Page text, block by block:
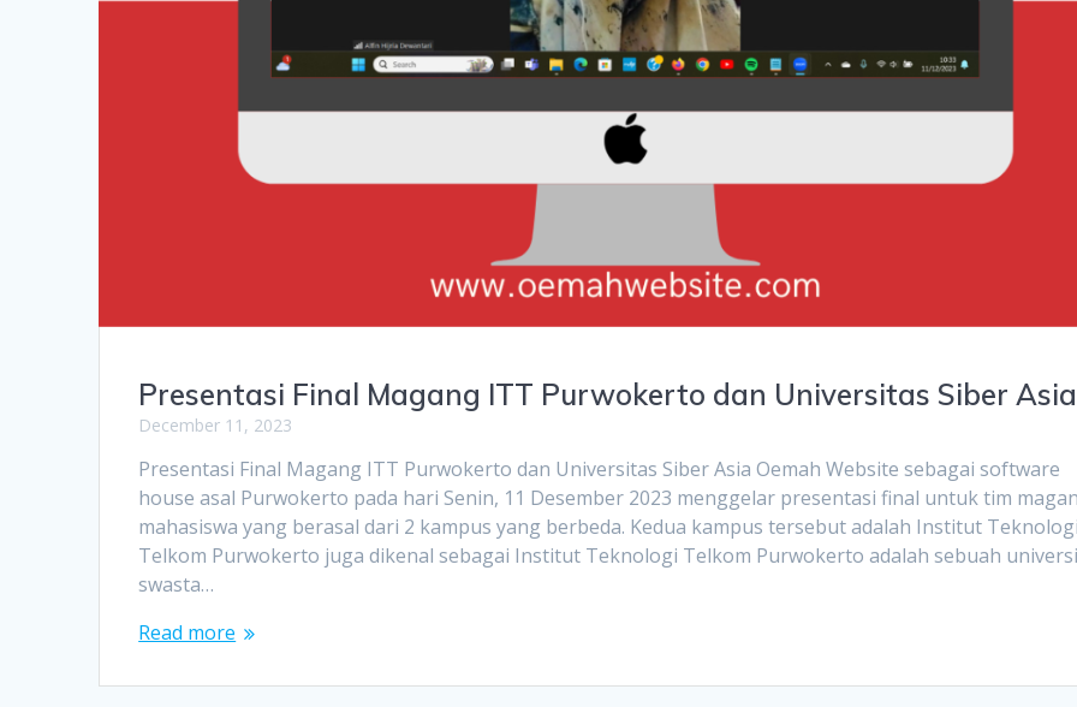
Presentasi Final Magang ITT Purwokerto dan Universitas Siber Asia
December 11, 2023
Presentasi Final Magang ITT Purwokerto dan Universitas Siber Asia Oemah Website sebagai software
house asal Purwokerto pada hari Senin, 11 Desember 2023 menggelar presentasi final untuk tim
mahasiswa yang berasal dari 2 kampus yang berbeda. Kedua kampus tersebut adalah Institut Teknologi
Telkom Purwokerto juga dikenal sebagai Institut Teknologi Telkom Purwokerto adalah sebuah
swasta…
Read more